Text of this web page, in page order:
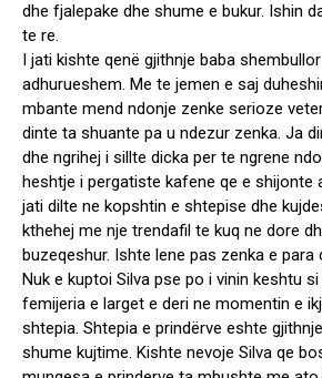
dhe fjalepake dhe shume e bukur. Ishin
te re.
I jati kishte qenë gjithnje baba
adhurueshem. Me te jemen e saj
mbante mend ndonje zenke serioze
dinte ta shuante pa u ndezur zenka. Ja
dhe ngrihej i sillte dicka per te ngrene
heshtje i pergatiste kafene qe e shijonte
jati dilte ne kopshtin e shtepise dhe
kthehej me nje trendafil te kuq ne dore
buzeqeshur. Ishte lene pas zenka e para
Nuk e kuptoi Silva pse po i vinin keshtu
femijeria e larget e deri ne momentin e
shtepia. Shtepia e prindërve eshte
shume kujtime. Kishte nevoje Silva qe